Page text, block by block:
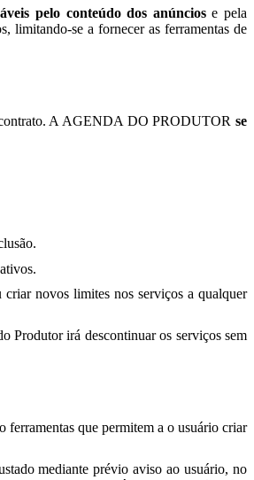
pelo conteúdo dos anúnciose pela
limitando-se a fornecer as ferramentas de
A AGENDA DO PRODUTOR se
novos limites nos serviços a qualquer
Produtor irá descontinuar os serviços sem
ferramentas que permitem a o usuário criar
mediante prévio aviso ao usuário, no